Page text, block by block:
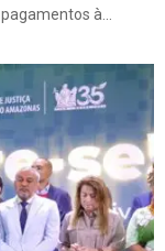
à...